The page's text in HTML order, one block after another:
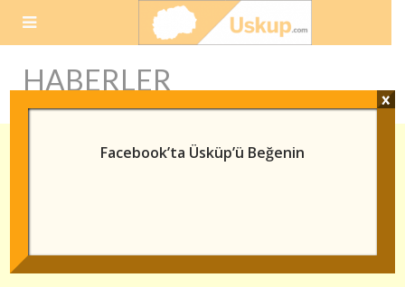
HABERLER
Facebook’ta Üsküp’ü Beğenin
x